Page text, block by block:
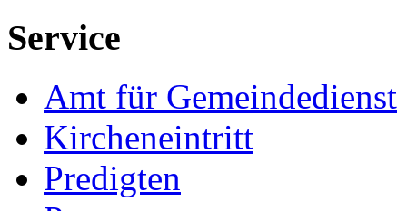
Service
Amt für Gemeindedienst
Kircheneintritt
Predigten